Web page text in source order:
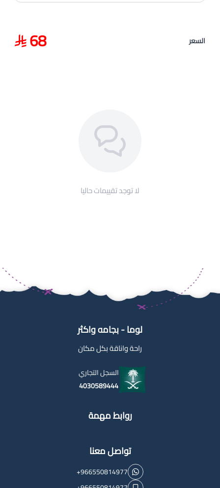
السعر 68
لا توجد تقييمات حاليا
لوما - بجامه واكثر
راحة واناقة بكل مكان
السجل التجاري
4030589444
روابط مهمة
تواصل معنا
+966550814977